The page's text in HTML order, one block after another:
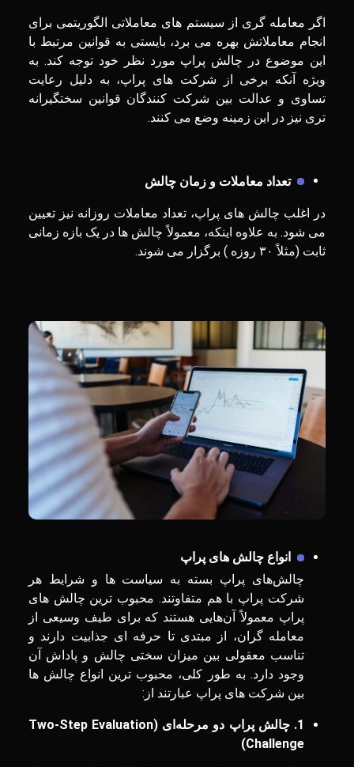
اگر معامله گری از سیستم های معاملاتی الگوریتمی برای
انجام معاملاتش بهره می برد، بایستی به قوانین مرتبط با
این موضوع در چالش پراپ مورد نظر خود توجه کند. به
ویژه آنکه برخی از شرکت های پراپ، به دلیل رعایت
تساوی و عدالت بین شرکت کنندگان قوانین سختگیرانه
تری نیز در این زمینه وضع می کنند.
تعداد معاملات و زمان چالش
در اغلب چالش های پراپ، تعداد معاملات روزانه نیز تعیین
می شود. به علاوه اینکه، معمولاً چالش‌ ها در یک بازه زمانی
ثابت (مثلاً ۳۰ روزه ) برگزار می ‌شوند.
انواع چالش های پراپ
چالش‌های پراپ بسته به سیاست ‌ها و شرایط هر
شرکت پراپ با هم متفاوتند. محبوب ‌ترین چالش ‌های
پراپ معمولاً آن‌هایی هستند که برای طیف وسیعی از
معامله ‌گران، از مبتدی تا حرفه ای جذابیت دارند و
تناسب معقولی بین میزان سختی چالش و پاداش آن
وجود دارد. به طور کلی، محبوب ‌ترین انواع چالش ‌ها
بین شرکت ‌های پراپ عبارتند از:
1. چالش پراپ دو مرحله‌ای (Two-Step Evaluation
Challenge
)